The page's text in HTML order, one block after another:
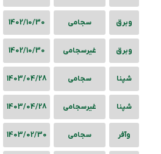
وبرق سجامی 1402/10/30
وبرق غیرسجامی 1402/10/30
شپنا سجامی 1403/04/28
شپنا غیرسجامی 1403/04/28
وآفر سجامی 1403/02/30